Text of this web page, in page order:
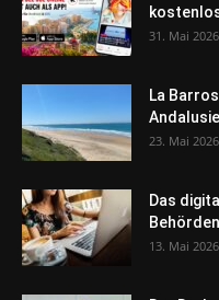
31. Mai 2026
La
23. Mai 2026
Das
13. Mai 2026